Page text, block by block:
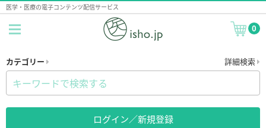
医学・医療の電子コンテンツ配信サービス
0
カテゴリー 詳細検索
ログイン／新規登録